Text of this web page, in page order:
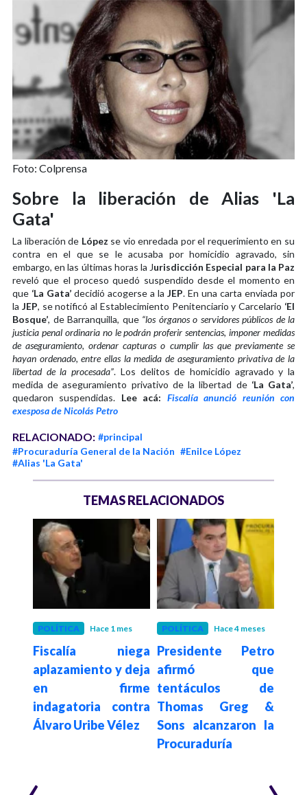
Foto: Colprensa
Sobre la liberación de Alias 'La
Gata'
La liberación de López se vio enredada por el requerimiento en su
contra en el que se le acusaba por homicidio agravado, sin
embargo, en las últimas horas la Jurisdicción Especial para la Paz
reveló que el proceso quedó suspendido desde el momento en
que ‘La Gata’ decidió acogerse a la JEP. En una carta enviada por
la JEP, se notificó al Establecimiento Penitenciario y Carcelario ‘El
Bosque’, de Barranquilla, que“los órganos o servidores públicos de la
justicia penal ordinaria no le podrán proferir sentencias, imponer medidas
de aseguramiento, ordenar capturas o cumplir las que previamente se
hayan ordenado, entre ellas la medida de aseguramiento privativa de la
libertad de la procesada”. Los delitos de homicidio agravado y la
medida de aseguramiento privativo de la libertad de‘La Gata’,
quedaron suspendidas. Lee acá: Fiscalía anunció reunión con
exesposa de Nicolás Petro
RELACIONADO: #principal
#Procuraduría General de la Nación #Enilce López
#Alias 'La Gata'
TEMAS RELACIONADOS
POLÍTICA Hace 1 mes
Fiscalía niega
aplazamiento y deja
en firme
indagatoria contra
Álvaro Uribe Vélez
POLÍTICA Hace 4 meses
Presidente Petro
afirmó que
tentáculos de
Thomas Greg &
Sons alcanzaron la
Procuraduría